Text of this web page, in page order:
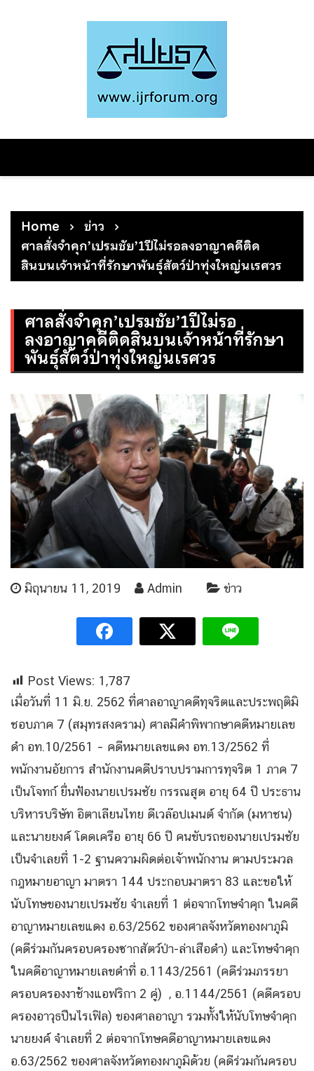
Home
ข่าว
ศาลสั่งจำคุก’เปรมชัย’1ปีไม่รอลงอาญาคดีติด
สินบนเจ้าหน้าที่รักษาพันธุ์สัตว์ป่าทุ่งใหญ่นเรศวร
ศาลสั่งจำคุก’เปรมชัย’1ปีไม่รอ
ลงอาญาคดีติดสินบนเจ้าหน้าที่รักษา
พันธุ์สัตว์ป่าทุ่งใหญ่นเรศวร
มิถุนายน 11, 2019 Admin ข่าว
Post Views: 1,787
เมื่อวันที่ 11 มิ.ย. 2562 ที่ศาลอาญาคดีทุจริตและประพฤติมิ
ชอบภาค 7 (สมุทรสงคราม) ศาลมีคำพิพากษาคดีหมายเลข
ดำ อท.10/2561 – คดีหมายเลขแดง อท.13/2562 ที่
พนักงานอัยการ สำนักงานคดีปราบปรามการทุจริต 1 ภาค 7
เป็นโจทก์ ยื่นฟ้องนายเปรมชัย กรรณสูต อายุ 64 ปี ประธาน
บริหารบริษัท อิตาเลียนไทย ดีเวล๊อปเมนต์ จำกัด (มหาชน)
และนายยงค์ โดดเครือ อายุ 66 ปี คนขับรถของนายเปรมชัย
เป็นจำเลยที่ 1-2 ฐานความผิดต่อเจ้าพนักงาน ตามประมวล
กฎหมายอาญา มาตรา 144 ประกอบมาตรา 83 และขอให้
นับโทษของนายเปรมชัย จำเลยที่ 1 ต่อจากโทษจำคุก ในคดี
อาญาหมายเลขแดง อ.63/2562 ของศาลจังหวัดทองผาภูมิ
(คดีร่วมกันครอบครองซากสัตว์ป่า-ล่าเสือดำ) และโทษจำคุก
ในคดีอาญาหมายเลขดำที่ อ.1143/2561 (คดีร่วมภรรยา
ครอบครองงาช้างแอฟริกา 2 คู่) , อ.1144/2561 (คดีครอบ
ครองอาวุธปืนไรเฟิล) ของศาลอาญา รวมทั้งให้นับโทษจำคุก
นายยงค์ จำเลยที่ 2 ต่อจากโทษคดีอาญาหมายเลขแดง
อ.63/2562 ของศาลจังหวัดทองผาภูมิด้วย (คดีร่วมกันครอบ